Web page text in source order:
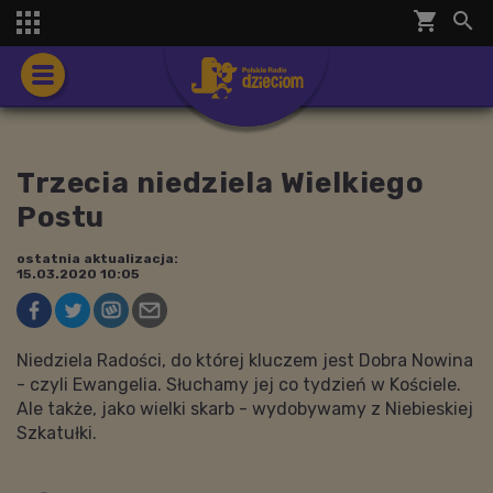
shopping_cart 

Trzecia niedziela Wielkiego
Postu
ostatnia aktualizacja:
15.03.2020 10:05
Niedziela Radości, do której kluczem jest Dobra Nowina
- czyli Ewangelia. Słuchamy jej co tydzień w Kościele.
Ale także, jako wielki skarb - wydobywamy z Niebieskiej
Szkatułki.